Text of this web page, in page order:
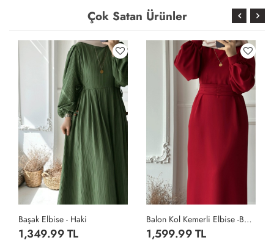
Çok Satan Ürünler
1,599.99 TL 2,299.99 TL